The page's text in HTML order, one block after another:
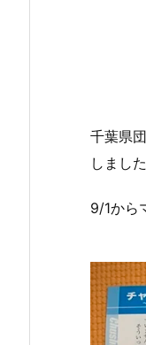
千葉県
しました
9/1から